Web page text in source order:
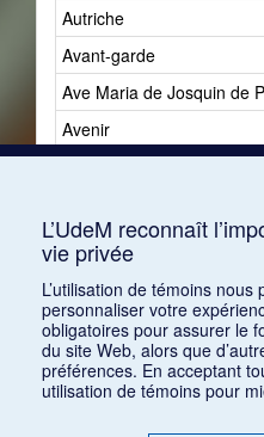
Autriche
Avant-garde
Ave Maria de Josquin de
Avenir
L’UdeM reconnaît
vie privée
L’utilisation de témoins nous
personnaliser votre
obligatoires pour assurer le
du site Web, alors que
préférences. En acceptant
utilisation de témoins pour